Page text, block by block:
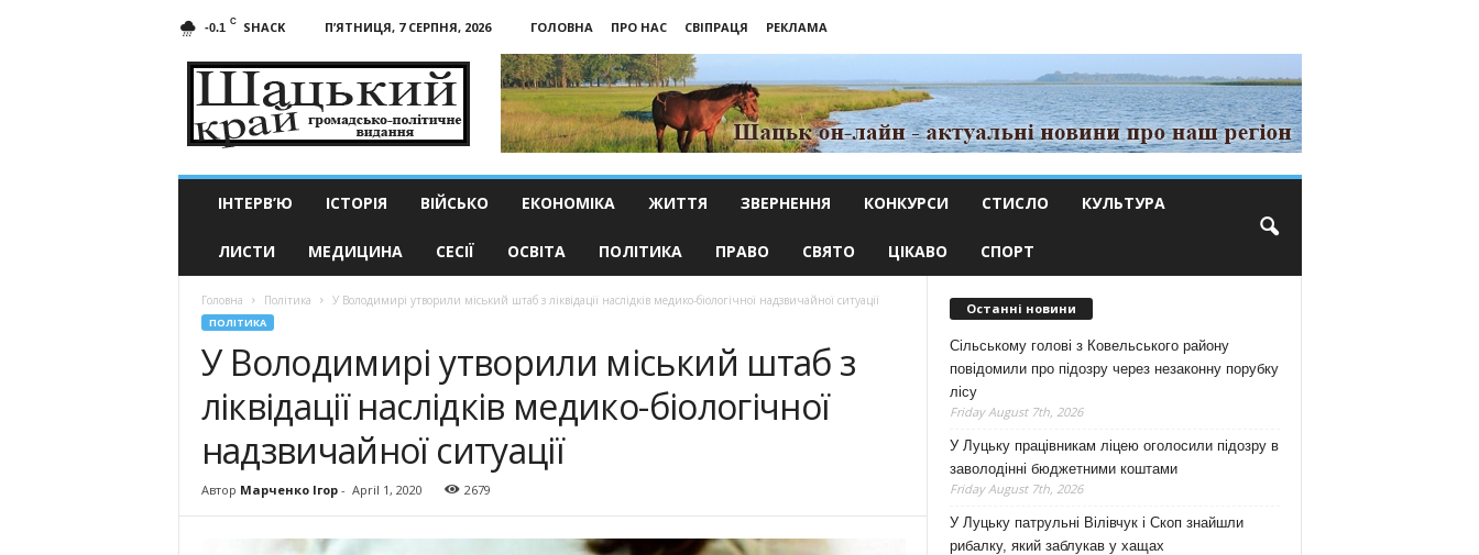
-0.1 C SHACK П’ЯТНИЦЯ, 7 СЕРПНЯ, 2026 ГОЛОВНА ПРО НАС СВІПРАЦЯ
РЕКЛАМА
край
ІНТЕРВ’Ю ІСТОРІЯ ВІЙСЬКО ЕКОНОМІКА ЖИТТЯ ЗВЕРНЕННЯ КОНКУРСИ СТИСЛО КУЛЬТУРА
ЛИСТИ МЕДИЦИНА СЕСІЇ ОСВІТА ПОЛІТИКА ПРАВО СВЯТО ЦІКАВО СПОРТ
Головна Політика У Володимирі утворили міський штаб з ліквідації наслідків медико-біологічної надзвичайної ситуації
ПОЛІТИКА
У Володимирі утворили міський штаб з
ліквідації наслідків медико-біологічної
надзвичайної ситуації
Автор Марченко Ігор- April 1, 2020 2679
Останні новини
Сільському голові з Ковельського району
повідомили про підозру через незаконну порубку
лісу
Friday August 7th, 2026
У Луцьку працівникам ліцею оголосили підозру в
заволодінні бюджетними коштами
Friday August 7th, 2026
У Луцьку патрульні Вілівчук і Скоп знайшли
рибалку, який заблукав у хащах